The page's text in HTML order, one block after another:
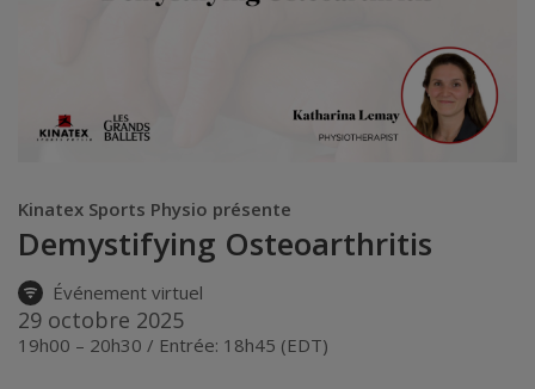
Kinatex Sports Physio présente
Demystifying Osteoarthritis
Événement virtuel
29 octobre 2025
19h00 – 20h30 / Entrée: 18h45 (EDT)